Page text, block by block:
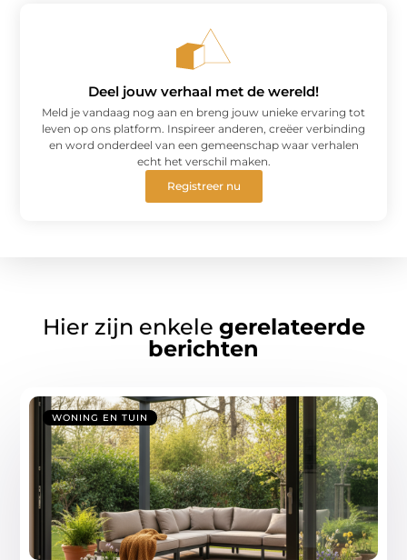
Deel jouw verhaal met de wereld!
Meld je vandaag nog aan en breng jouw unieke ervaring tot
leven op ons platform. Inspireer anderen, creëer verbinding
en word onderdeel van een gemeenschap waar verhalen
echt het verschil maken.
Registreer nu
Hier zijn enkele gerelateerde
berichten
WONING EN TUIN